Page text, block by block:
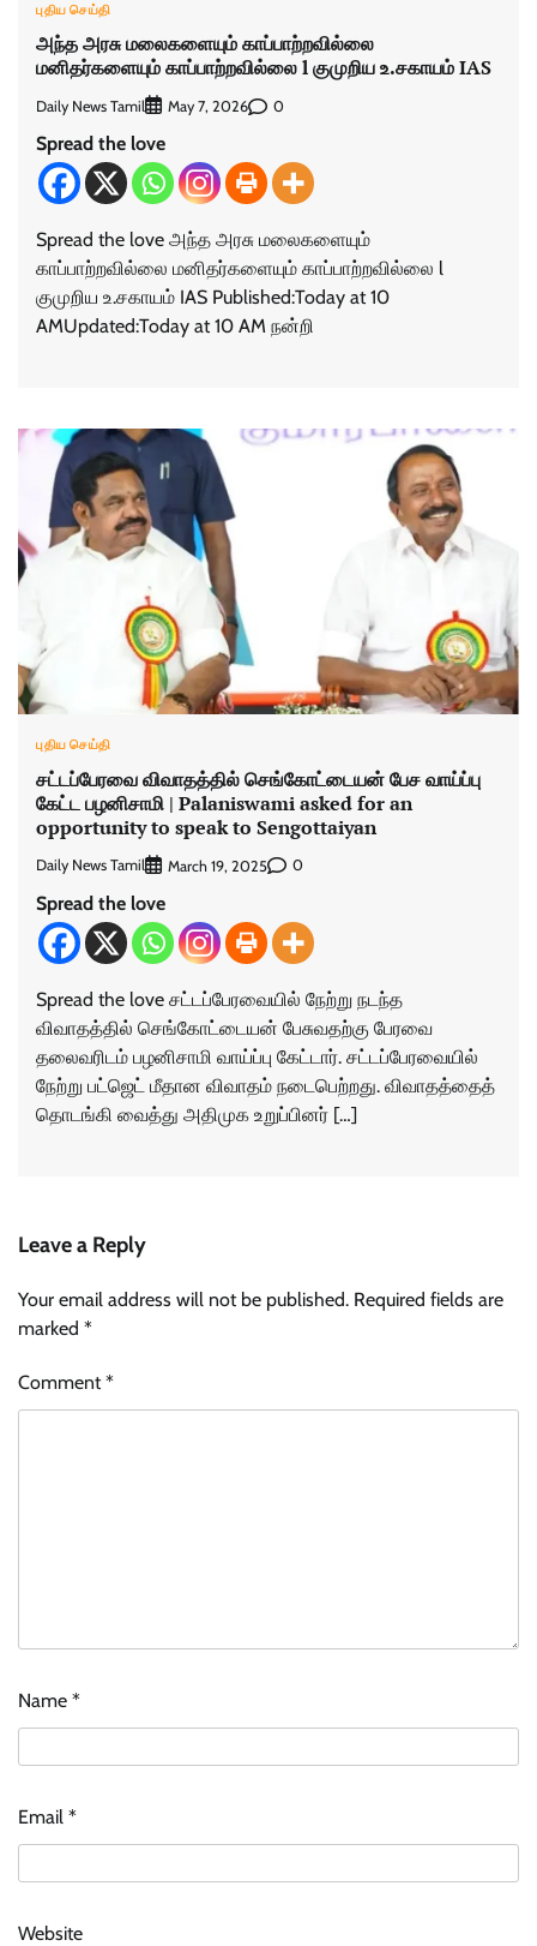
புதிய செய்தி
அந்த அரசு மலைகளையும் காப்பாற்றவில்லை
மனிதர்களையும் காப்பாற்றவில்லை l குமுறிய உ.சகாயம் IAS
Daily News Tamil May 7, 2026 0
Spread the love
Spread the love அந்த அரசு மலைகளையும்
காப்பாற்றவில்லை மனிதர்களையும் காப்பாற்றவில்லை l
குமுறிய உ.சகாயம் IAS Published:Today at 10
AMUpdated:Today at 10 AM நன்றி
புதிய செய்தி
சட்டப்பேரவை விவாதத்தில் செங்கோட்டையன் பேச வாய்ப்பு
கேட்ட பழனிசாமி | Palaniswami asked for an
opportunity to speak to Sengottaiyan
Daily News Tamil March 19, 2025 0
Spread the love
Spread the love சட்டப்பேரவையில் நேற்று நடந்த
விவாதத்தில் செங்கோட்டையன் பேசுவதற்கு பேரவை
தலைவரிடம் பழனிசாமி வாய்ப்பு கேட்டார். சட்டப்பேரவையில்
நேற்று பட்ஜெட் மீதான விவாதம் நடைபெற்றது. விவாதத்தைத்
தொடங்கி வைத்து அதிமுக உறுப்பினர் […]
Leave a Reply
Your email address will not be published. Required fields are
marked *
Comment*
Name *
Email *
Website